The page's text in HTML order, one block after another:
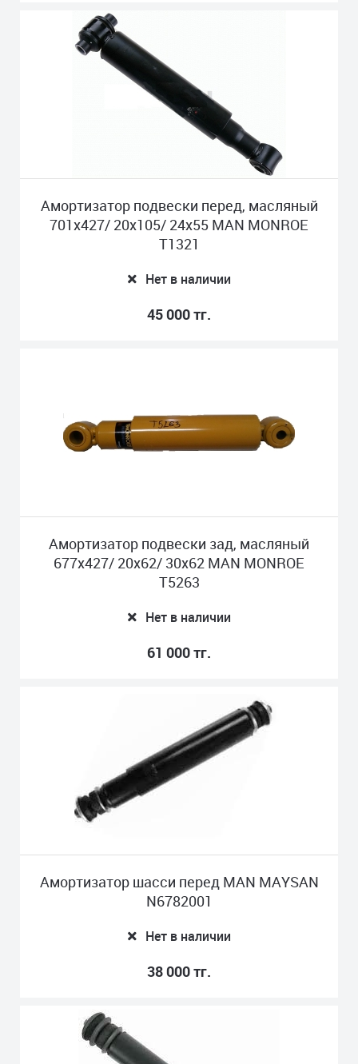
Амортизатор подвески перед, масляный
701x427/ 20x105/ 24x55 MAN MONROE
T1321
Нет в наличии
45 000 тг.
Амортизатор подвески зад, масляный
677x427/ 20x62/ 30x62 MAN MONROE
T5263
Нет в наличии
61 000 тг.
Амортизатор шасси перед MAN MAYSAN
N6782001
Нет в наличии
38 000 тг.